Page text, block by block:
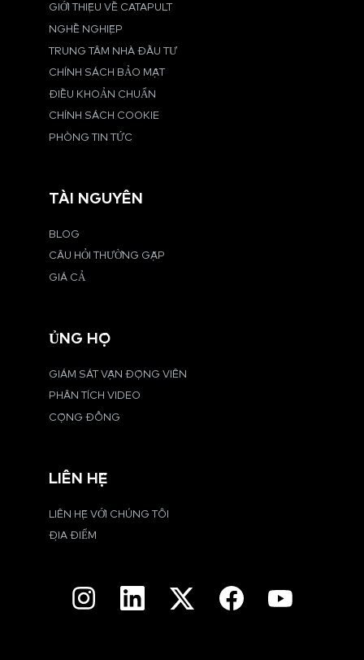
GIỚI THIỆU VỀ CATAPULT
NGHỀ NGHIỆP
TRUNG TÂM NHÀ ĐẦU TƯ
CHÍNH SÁCH BẢO MẬT
ĐIỀU KHOẢN CHUẨN
CHÍNH SÁCH COOKIE
PHÒNG TIN TỨC
TÀI NGUYÊN
BLOG
CÂU HỎI THƯỜNG GẶP
GIÁ CẢ
ỦNG HỘ
GIÁM SÁT VẬN ĐỘNG VIÊN
PHÂN TÍCH VIDEO
CỘNG ĐỒNG
LIÊN HỆ
LIÊN HỆ VỚI CHÚNG TÔI
ĐỊA ĐIỂM